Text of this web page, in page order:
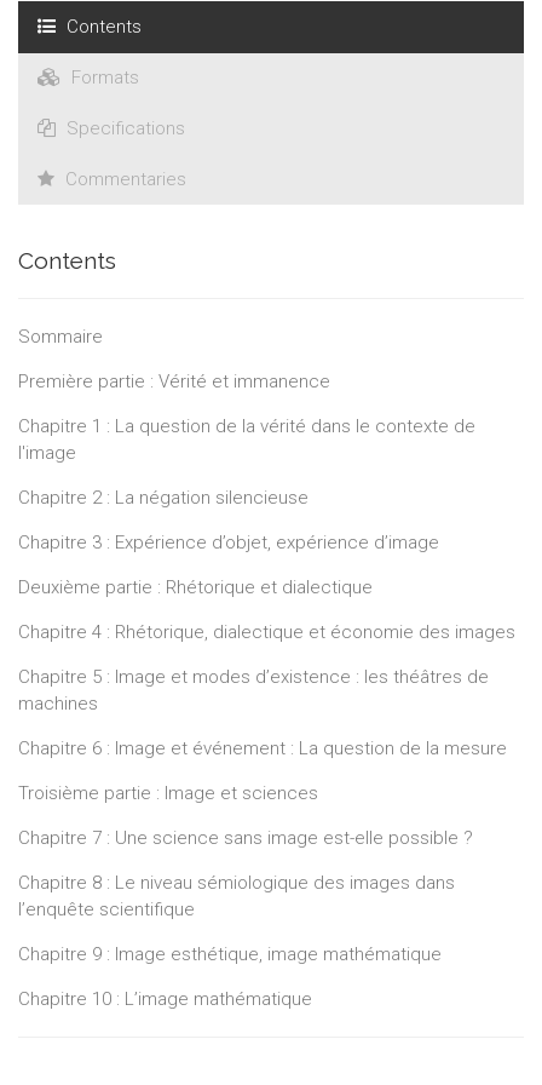
Contents
Formats
Specifications
Commentaries
Contents
Sommaire
Première partie : Vérité et immanence
Chapitre 1 : La question de la vérité dans le contexte de
l'image
Chapitre 2 : La négation silencieuse
Chapitre 3 : Expérience d’objet, expérience d’image
Deuxième partie : Rhétorique et dialectique
Chapitre 4 : Rhétorique, dialectique et économie des images
Chapitre 5 : Image et modes d’existence : les théâtres de
machines
Chapitre 6 : Image et événement : La question de la mesure
Troisième partie : Image et sciences
Chapitre 7 : Une science sans image est-elle possible ?
Chapitre 8 : Le niveau sémiologique des images dans
l’enquête scientifique
Chapitre 9 : Image esthétique, image mathématique
Chapitre 10 : L’image mathématique